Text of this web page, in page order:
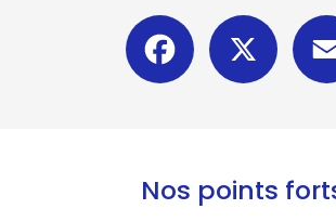
Facebook
Nos points